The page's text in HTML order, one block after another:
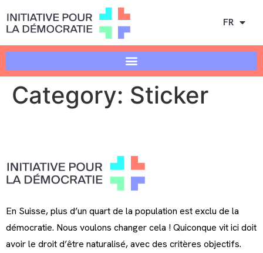
FR
Category: Sticker
En Suisse, plus d’un quart de la population est exclu de la
démocratie. Nous voulons changer cela ! Quiconque vit ici doit
avoir le droit d’être naturalisé, avec des critères objectifs.